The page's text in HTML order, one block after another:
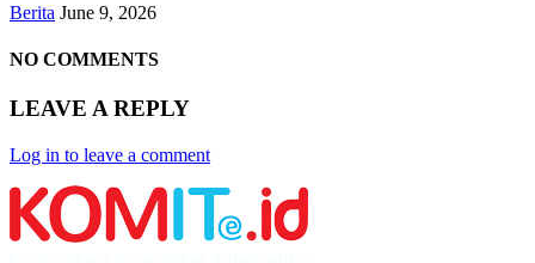
Berita June 9, 2026
NO COMMENTS
LEAVE A REPLY
Log in to leave a comment